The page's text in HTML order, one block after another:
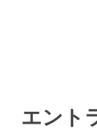
エント